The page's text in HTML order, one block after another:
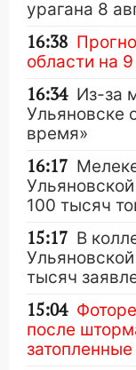
урагана 8
16:38
области на
16:34 Из-за
Ульяновске
время»
16:17
100 тысяч
15:17 В
тысяч
15:04
после